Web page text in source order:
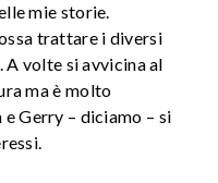
mie storie.
trattare i diversi
volte si avvicina al
ma è molto
Gerry – diciamo – si